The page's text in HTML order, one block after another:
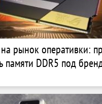
рынок оперативки:
памяти DDR5 под